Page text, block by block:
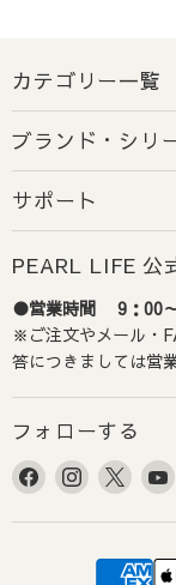
カテゴリー一覧
ブランド・シリ
サポート
PEARL LIFE 公
●営業時間 9：00
※ご注文やメール・
答につきましては営
フォローする
Facebook
見
Instagram
見
X
見
け